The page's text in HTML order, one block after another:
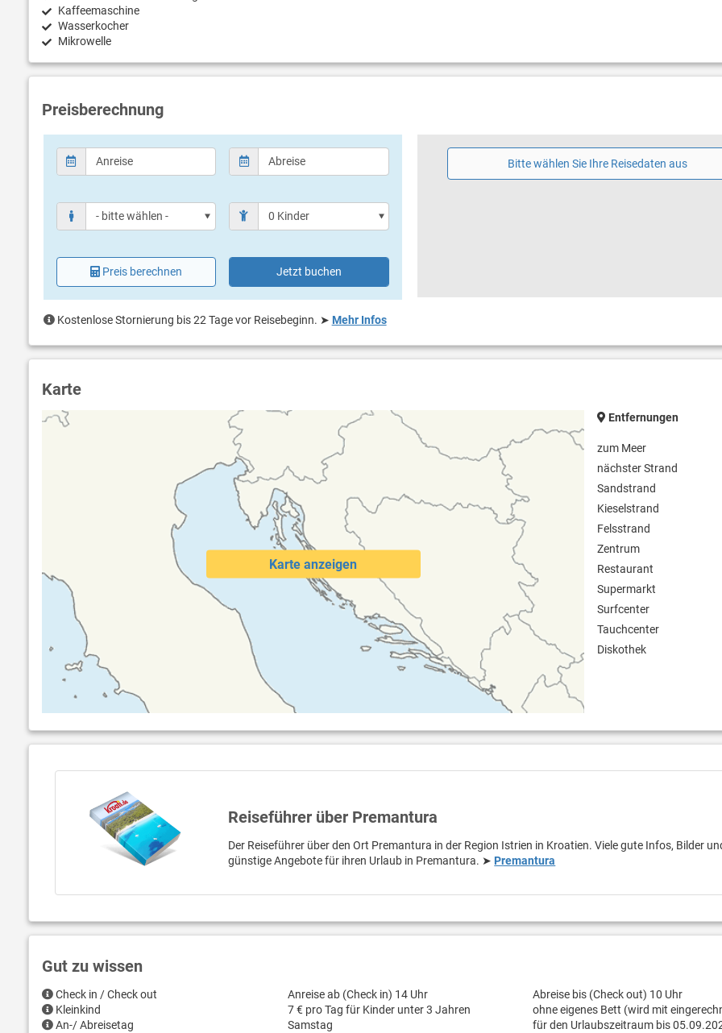
Kaffeemaschine
Wasserkocher
Mikrowelle
Preisberechnung
Preis berechnen Jetzt buchen
Kostenlose Stornierung bis 22 Tage vor Reisebeginn. ➤ Mehr Infos
Bitte wählen Sie Ihre Reisedaten aus
Karte
Karte anzeigen
Entfernungen
zum Meer
nächster Strand
Sandstrand
Kieselstrand
Felsstrand
Zentrum
Restaurant
Supermarkt
Surfcenter
Tauchcenter
Diskothek
Reiseführer über Premantura
Der Reiseführer über den Ort Premantura in der Region Istrien in Kroatien. Viele gute Infos, Bilder
günstige Angebote für ihren Urlaub in Premantura. ➤ Premantura
Gut zu wissen
Check in / Check out Anreise ab (Check in) 14 Uhr
Abreise bis (Check out) 10 Uhr
Kleinkind
7 € pro Tag für Kinder unter 3 Jahren
ohne eigenes Bett (wird mit
An-/ Abreisetag
Samstag
für den Urlaubszeitraum bis